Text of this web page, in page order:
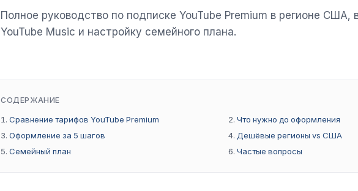
Полное руководство по подписке YouTube Premium в регионе США,
YouTube Music и настройку семейного плана.
СОДЕРЖАНИЕ
Сравнение тарифов YouTube Premium
Что нужно до оформления
Оформление за 5 шагов
Дешёвые регионы vs США
Семейный план
Частые вопросы